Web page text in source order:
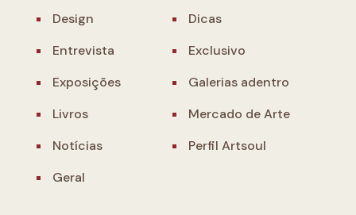
Design
Dicas
Entrevista
Exclusivo
Exposições
Galerias adentro
Livros
Mercado de Arte
Notícias
Perfil Artsoul
Geral